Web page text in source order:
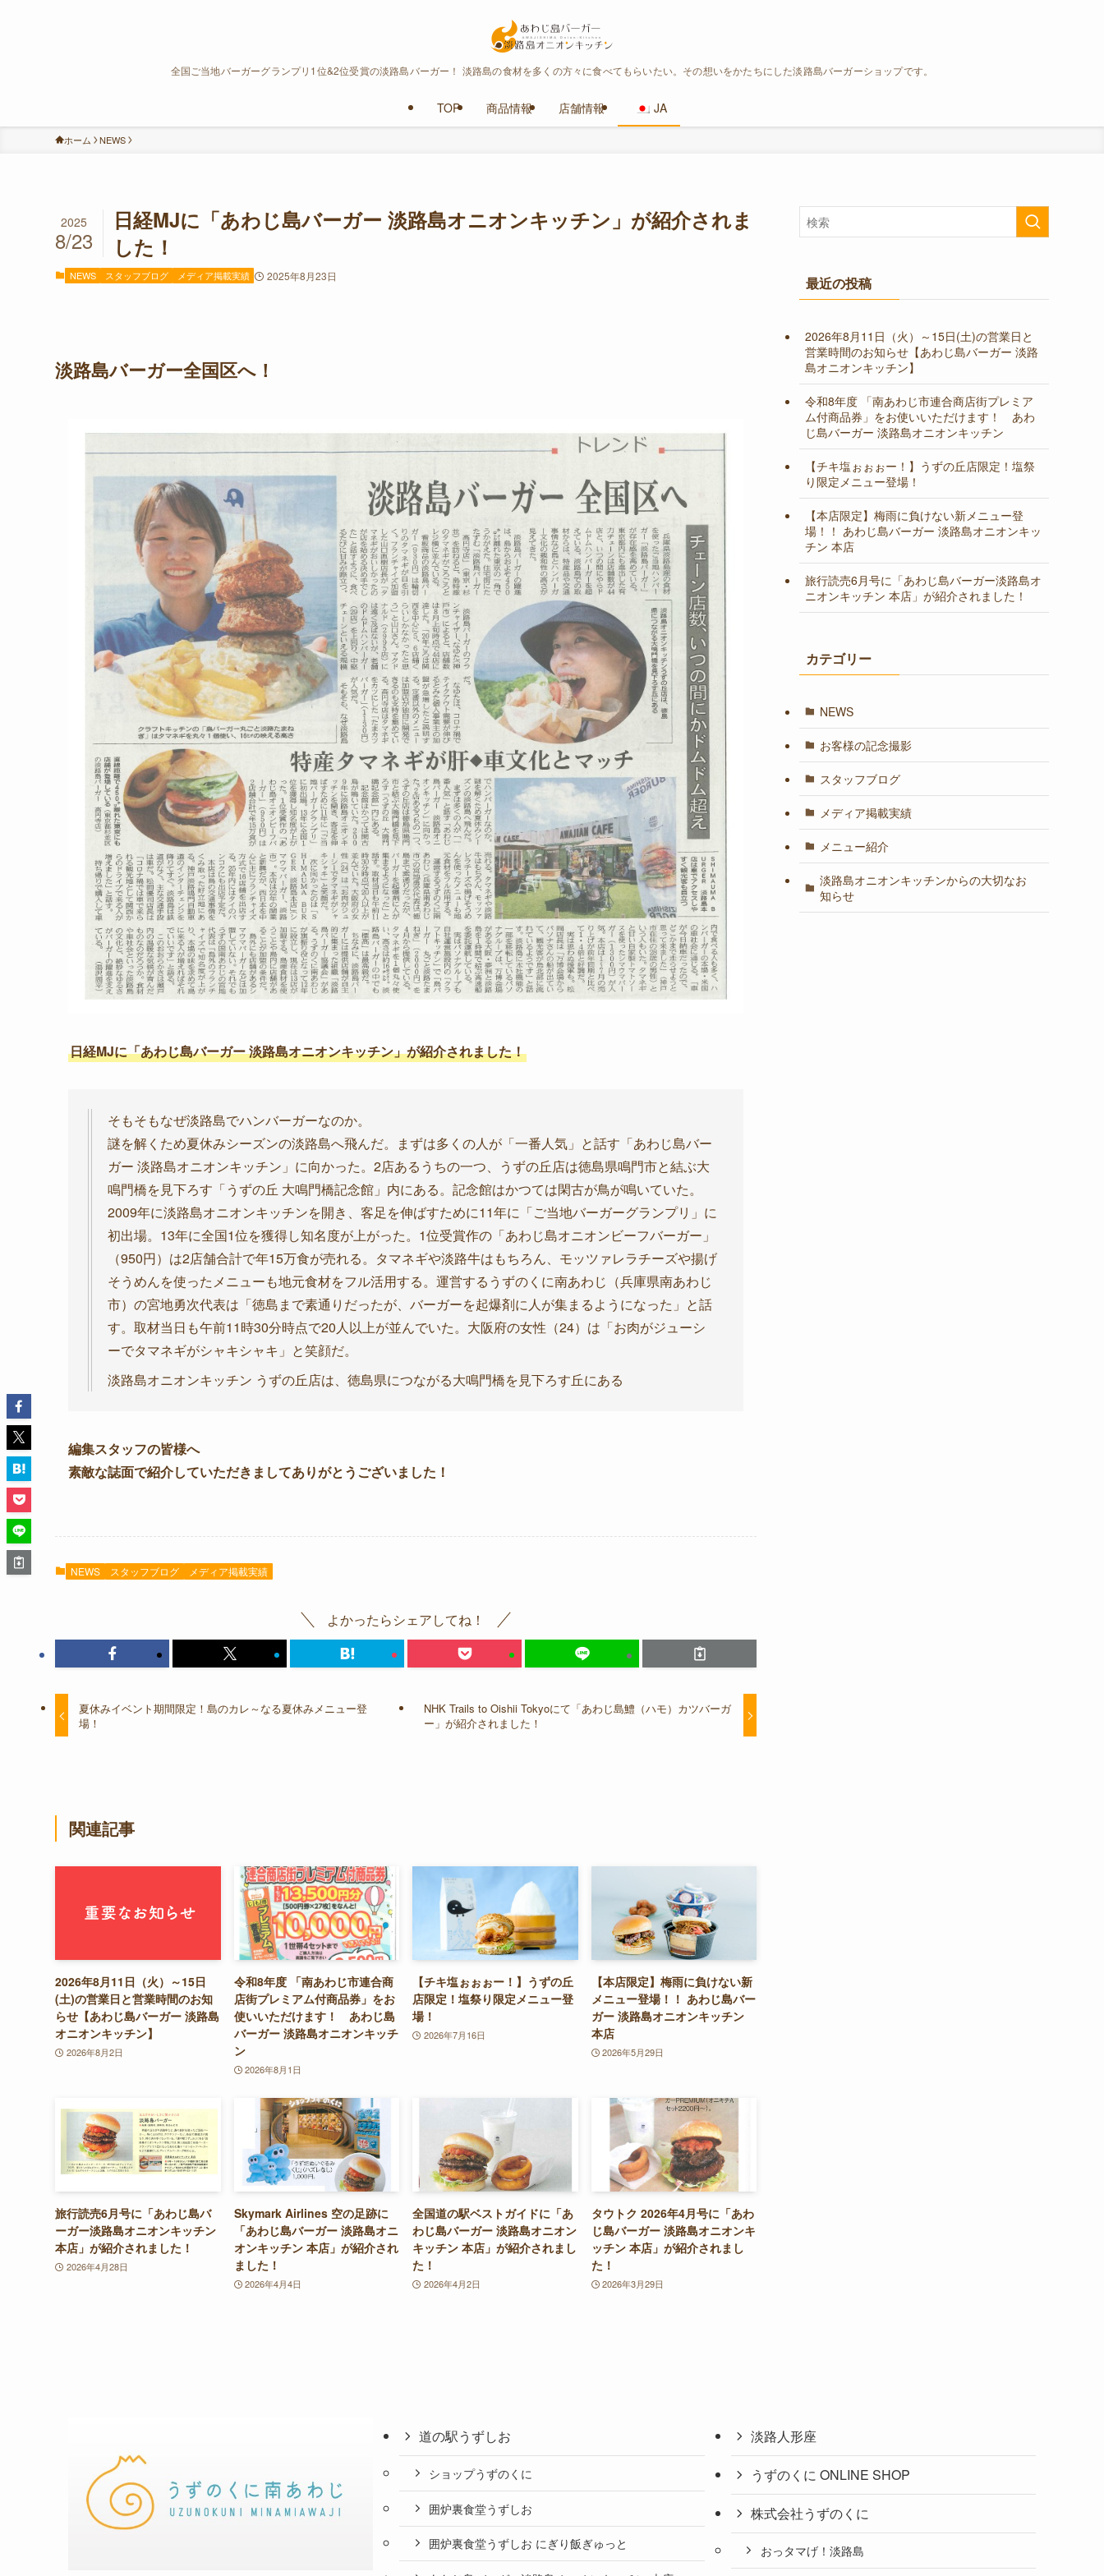
全国ご当地バーガーグランプリ1位&2位受賞の淡路島バーガー！ 淡路島の食材を多くの方々に食べてもらいたい。その想いをかたちにした淡路島バーガーショップです。
TOP 商品情報 店舗情報 JA
ホーム NEWS
日経MJに「あわじ島バーガー 淡路島オニオンキッチン」が紹介されま
した！
2025
8/23
NEWS スタッフブログ メディア掲載実績 2025年8月23日
淡路島バーガー全国区へ！
日経MJに「あわじ島バーガー 淡路島オニオンキッチン」が紹介されました！
そもそもなぜ淡路島でハンバーガーなのか。
謎を解くため夏休みシーズンの淡路島へ飛んだ。まずは多くの人が「一番人気」と話す「あわじ島バー
ガー 淡路島オニオンキッチン」に向かった。2店あるうちの一つ、うずの丘店は徳島県鳴門市と結ぶ大
鳴門橋を見下ろす「うずの丘 大鳴門橋記念館」内にある。記念館はかつては閑古が鳥が鳴いていた。
2009年に淡路島オニオンキッチンを開き、客足を伸ばすために11年に「ご当地バーガーグランプリ」に
初出場。13年に全国1位を獲得し知名度が上がった。1位受賞作の「あわじ島オニオンビーフバーガー」
（950円）は2店舗合計で年15万食が売れる。タマネギや淡路牛はもちろん、モッツァレラチーズや揚げ
そうめんを使ったメニューも地元食材をフル活用する。運営するうずのくに南あわじ（兵庫県南あわじ
市）の宮地勇次代表は「徳島まで素通りだったが、バーガーを起爆剤に人が集まるようになった」と話
す。取材当日も午前11時30分時点で20人以上が並んでいた。大阪府の女性（24）は「お肉がジューシ
ーでタマネギがシャキシャキ」と笑顔だ。
淡路島オニオンキッチン うずの丘店は、徳島県につながる大鳴門橋を見下ろす丘にある
編集スタッフの皆様へ
素敵な誌面で紹介していただきましてありがとうございました！
NEWS スタッフブログ メディア掲載実績
よかったらシェアしてね！
夏休みイベント期間限定！島のカレ～なる夏休みメニュー登
場！
NHK Trails to Oishii Tokyoにて「あわじ島鱧（ハモ）カツバーガ
ー」が紹介されました！
関連記事
2026年8月11日（火）～15日
(土)の営業日と営業時間のお知
らせ【あわじ島バーガー 淡路島
オニオンキッチン】
2026年8月2日
令和8年度 「南あわじ市連合商
店街プレミアム付商品券」をお
使いいただけます！ あわじ島
バーガー 淡路島オニオンキッチ
ン
2026年8月1日
【チキ塩ぉぉぉー！】うずの丘
店限定！塩祭り限定メニュー登
場！
2026年7月16日
【本店限定】梅雨に負けない新
メニュー登場！！ あわじ島バー
ガー 淡路島オニオンキッチン
本店
2026年5月29日
旅行読売6月号に「あわじ島バ
ーガー淡路島オニオンキッチン
本店」が紹介されました！
2026年4月28日
Skymark Airlines 空の足跡に
「あわじ島バーガー 淡路島オニ
オンキッチン 本店」が紹介され
ました！
2026年4月4日
全国道の駅ベストガイドに「あ
わじ島バーガー 淡路島オニオン
キッチン 本店」が紹介されまし
た！
2026年4月2日
タウトク 2026年4月号に「あわ
じ島バーガー 淡路島オニオンキ
ッチン 本店」が紹介されまし
た！
2026年3月29日
最近の投稿
2026年8月11日（火）～15日(土)の営業日と
営業時間のお知らせ【あわじ島バーガー 淡路
島オニオンキッチン】
令和8年度 「南あわじ市連合商店街プレミア
ム付商品券」をお使いいただけます！ あわ
じ島バーガー 淡路島オニオンキッチン
【チキ塩ぉぉぉー！】うずの丘店限定！塩祭
り限定メニュー登場！
【本店限定】梅雨に負けない新メニュー登
場！！ あわじ島バーガー 淡路島オニオンキッ
チン 本店
旅行読売6月号に「あわじ島バーガー淡路島オ
ニオンキッチン 本店」が紹介されました！
カテゴリー
NEWS
お客様の記念撮影
スタッフブログ
メディア掲載実績
メニュー紹介
淡路島オニオンキッチンからの大切なお
知らせ
道の駅うずしお
ショップうずのくに
囲炉裏食堂うずしお
囲炉裏食堂うずしお にぎり飯ぎゅっと
淡路人形座
うずのくに ONLINE SHOP
株式会社うずのくに
おっタマげ！淡路島